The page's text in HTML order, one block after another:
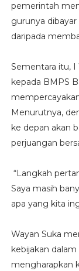
pemerintah
gurunya
daripada
Sementara itu, I
kepada BMPS
Menurutnya,
ke depan akan
perjuangan
“Langkah
Saya masih
apa yang kita
Wayan Suka
kebijakan
mengharapkan